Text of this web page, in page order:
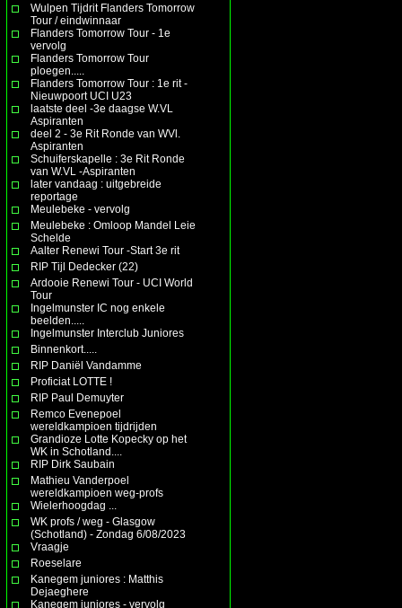
Wulpen Tijdrit Flanders Tomorrow
Tour / eindwinnaar
Flanders Tomorrow Tour - 1e
vervolg
Flanders Tomorrow Tour
ploegen.....
Flanders Tomorrow Tour : 1e rit -
Nieuwpoort UCI U23
laatste deel -3e daagse W.VL
Aspiranten
deel 2 - 3e Rit Ronde van WVl.
Aspiranten
Schuiferskapelle : 3e Rit Ronde
van W.VL -Aspiranten
later vandaag : uitgebreide
reportage
Meulebeke - vervolg
Meulebeke : Omloop Mandel Leie
Schelde
Aalter Renewi Tour -Start 3e rit
RIP Tijl Dedecker (22)
Ardooie Renewi Tour - UCI World
Tour
Ingelmunster IC nog enkele
beelden.....
Ingelmunster Interclub Juniores
Binnenkort.....
RIP Daniël Vandamme
Proficiat LOTTE !
RIP Paul Demuyter
Remco Evenepoel
wereldkampioen tijdrijden
Grandioze Lotte Kopecky op het
WK in Schotland....
RIP Dirk Saubain
Mathieu Vanderpoel
wereldkampioen weg-profs
Wielerhoogdag ...
WK profs / weg - Glasgow
(Schotland) - Zondag 6/08/2023
Vraagje
Roeselare
Kanegem juniores : Matthis
Dejaeghere
Kanegem juniores - vervolg